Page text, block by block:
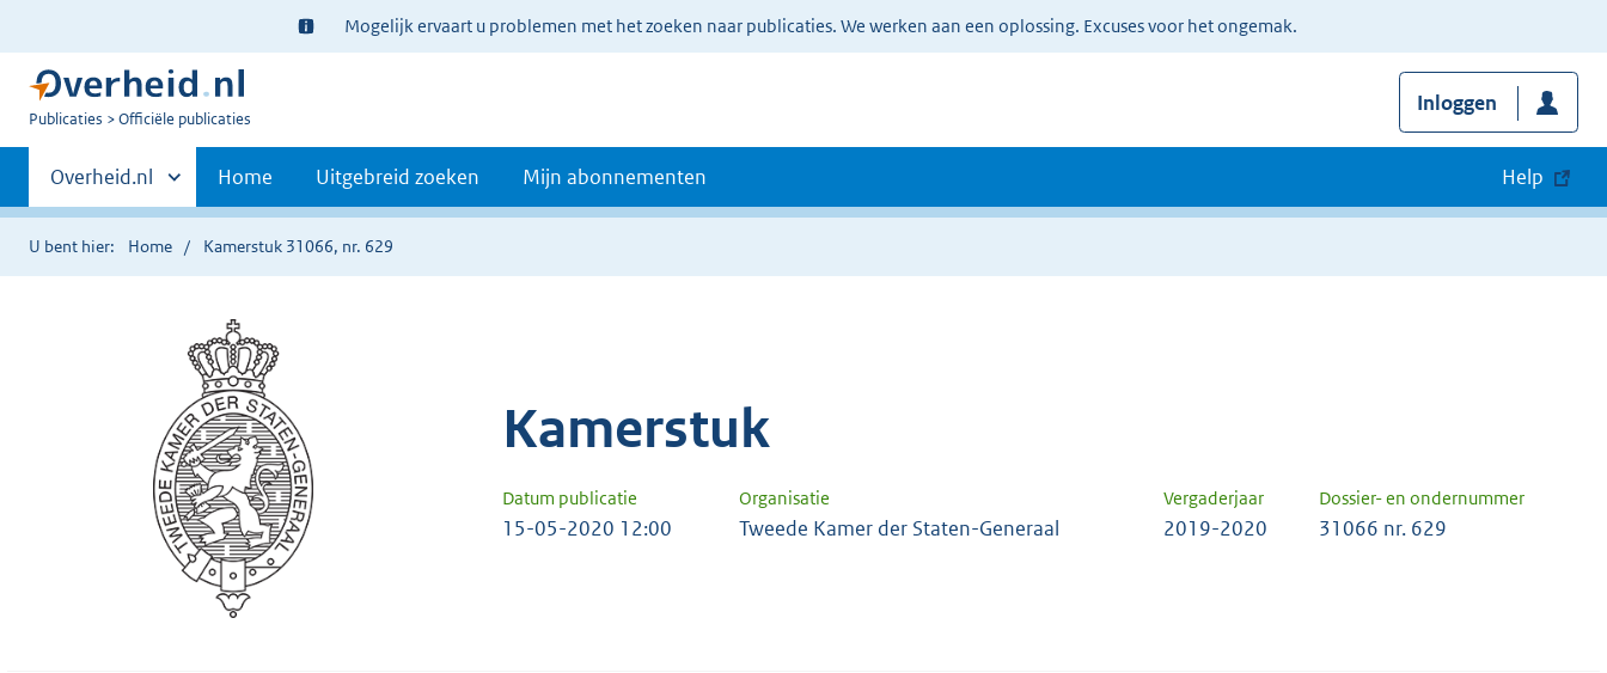
Ter
informatie:
Mogelijk ervaart u problemen met het zoeken naar publicaties. We werken aan een oplossing. Excuses voor het ongemak.
U
Publicaties Officiële publicaties
Inloggen
Primaire
navigatie
Andere
sites
binnen
Overheid.nl Home Uitgebreid zoeken Mijn abonnementen Help
U bent hier: Home Kamerstuk 31066, nr. 629
Kamerstuk
Datum publicatie Organisatie Vergaderjaar Dossier- en ondernummer
15-05-2020 12:00 Tweede Kamer der Staten-Generaal 2019-2020 31066 nr. 629